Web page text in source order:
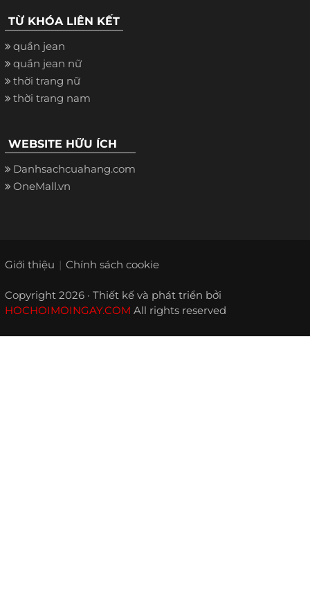
TỪ KHÓA LIÊN KẾT
quần jean
quần jean nữ
thời trang nữ
thời trang nam
WEBSITE HỮU ÍCH
Danhsachcuahang.com
OneMall.vn
Giới thiệu Chính sách cookie
Copyright 2026 · Thiết kế và phát triển bởi
HOCHOIMOINGAY.COM All rights reserved